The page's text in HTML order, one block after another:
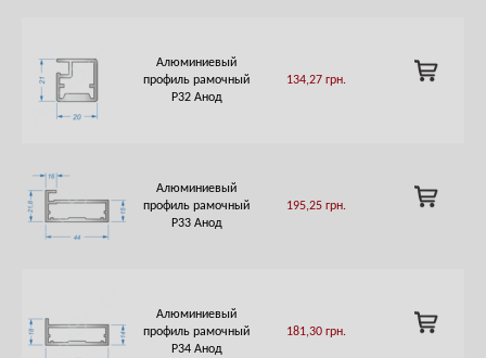
Алюминиевый
профиль рамочный
Р32 Анод
134,27 грн.
ADD
TO
Алюминиевый
профиль рамочный
Р33 Анод
195,25 грн.
ADD
TO
Алюминиевый
профиль рамочный
Р34 Анод
181,30 грн.
ADD
TO